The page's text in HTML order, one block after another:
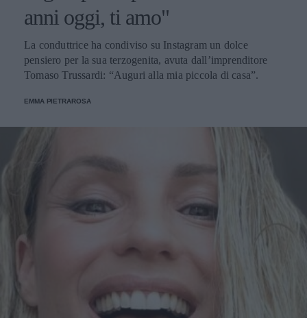
anni oggi, ti amo"
La conduttrice ha condiviso su Instagram un dolce
pensiero per la sua terzogenita, avuta dall’imprenditore
Tomaso Trussardi: “Auguri alla mia piccola di casa”.
EMMA PIETRAROSA